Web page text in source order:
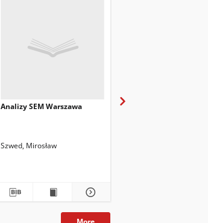
Analizy SEM Warszawa
Szwed, Mirosław